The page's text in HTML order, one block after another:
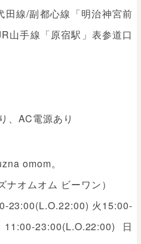
田線/副都心線「明治神宮前
山手線「原宿駅」表参道口
、AC電源あり
omom。
オムオム ビーワン）
23:00(L.O.22:00) 火15:00-
23:00(L.O.22:00) 日